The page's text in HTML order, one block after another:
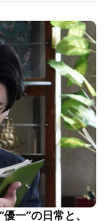
一”の日常と、